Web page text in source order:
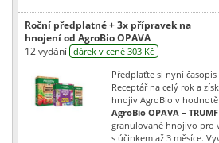
Roční předplatné + 3x přípravek na
hnojení od AgroBio OPAVA
12 vydání dárek v ceně 303 Kč
Předplaťte si nyní časopis
Receptář na celý rok a
hnojiv AgroBio v hodnotě
AgroBio OPAVA –
granulované hnojivo pro
s účinkem až 3 měsíce.